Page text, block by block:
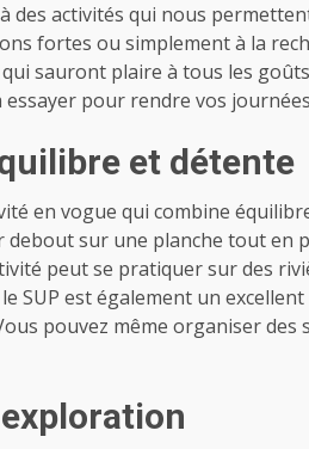
des activités qui nous
fortes ou simplement à la
sauront plaire à tous les
pour rendre vos
et détente
en vogue qui combine
sur une planche tout en
peut se pratiquer sur des
SUP est également un
pouvez même organiser des